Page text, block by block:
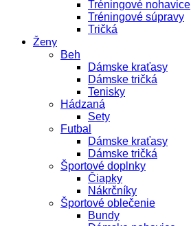
Tréningové nohavice
Tréningové súpravy
Tričká
Ženy
Beh
Dámske kraťasy
Dámske tričká
Tenisky
Hádzaná
Sety
Futbal
Dámske kraťasy
Dámske tričká
Športové doplnky
Čiapky
Nákrčníky
Športové oblečenie
Bundy